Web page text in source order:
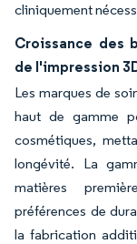
cliniquement
Croissance des
de l'impression
Les marques de
haut de gamme
cosmétiques,
longévité. La
matières
préférences de
la fabrication